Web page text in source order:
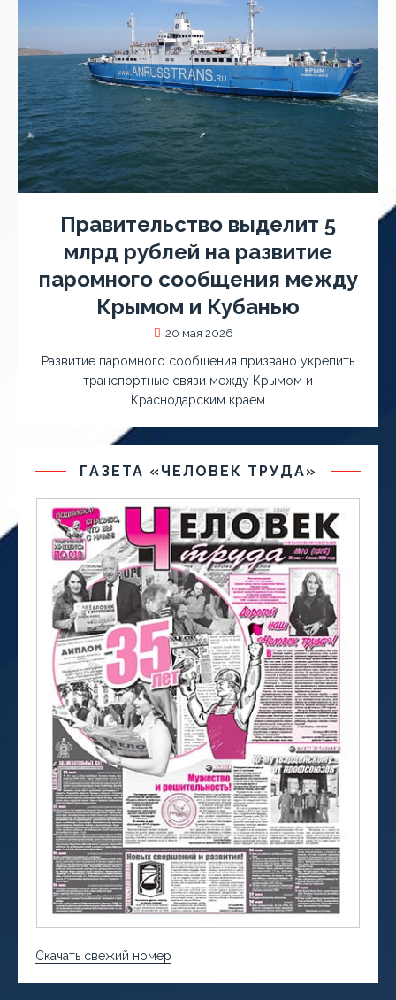
Правительство выделит 5
млрд рублей на развитие
паромного сообщения между
Крымом и Кубанью
20 мая 2026
Развитие паромного сообщения призвано укрепить
транспортные связи между Крымом и
Краснодарским краем
ГАЗЕТА «ЧЕЛОВЕК ТРУДА»
Скачать свежий номер